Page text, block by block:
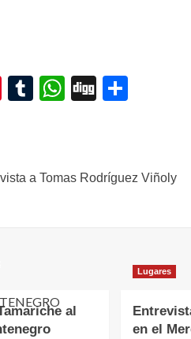
Pinterest
Tumblr
WhatsApp
Digg
a Tomas Rodríguez Viñoly
al
Lugares
en el